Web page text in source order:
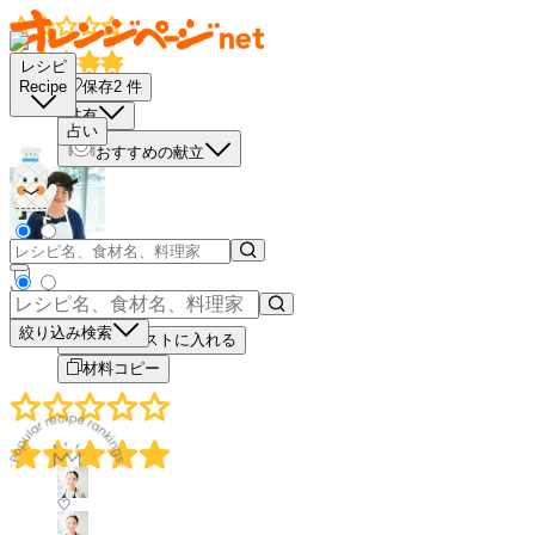
レシピ
Recipe
占い
絞り込み検索
保存2 件
共有
おすすめの献立
－
＋
買い物リストに入れる
材料コピー